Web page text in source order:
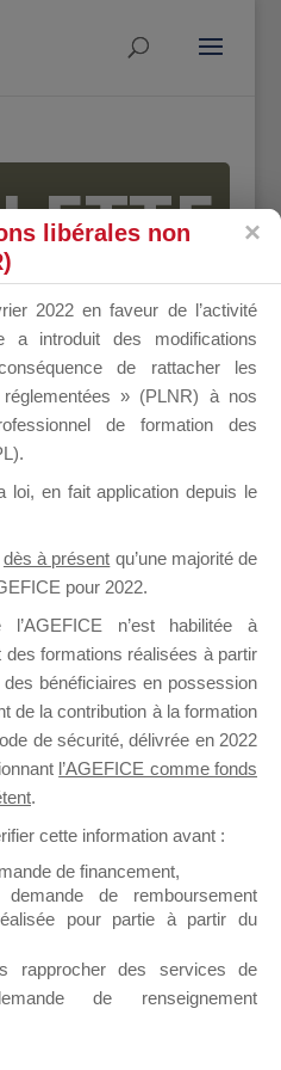
il y a un mois
Organismes de
répondre à l’Appel à
Dirigeant.
forum dédié au support
de laisser un message
libérales non
2022 en faveur de l’activité
a introduit des modifications
de rattacher les
» (PLNR) à nos
de formation des
loi, en fait application depuis le
dès à présent qu’une majorité de
pour 2022.
n’est habilitée à
formations réalisées à partir
bénéficiaires en possession
de la contribution à la formation
de sécurité, délivrée en 2022
l’AGEFICE comme fonds
.
cette information avant :
de financement,
de remboursement
pour partie à partir du
rapprocher des services de
de renseignement